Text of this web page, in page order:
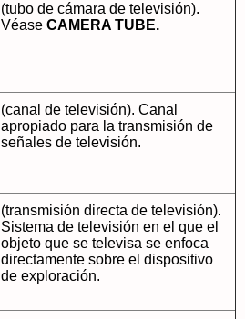
(tubo de cámara de televisión).
Véase CAMERA TUBE.
(canal de televisión). Canal
apropiado para la transmisión de
señales de televisión.
(transmisión directa de televisión).
Sistema de televisión en el que el
objeto que se televisa se enfoca
directamente sobre el dispositivo
de exploración.